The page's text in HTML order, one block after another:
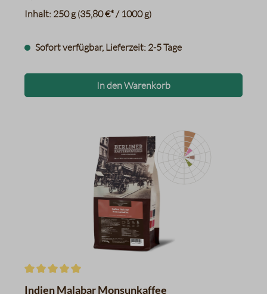
Inhalt: 250 g(35,80 €* / 1000 g)
Sofort verfügbar, Lieferzeit: 2-5 Tage
In den Warenkorb
Datentabelle für das
Erdnüsse, Pekannüsse
Karamell
frisches Brot, getoastetes
Süßholz/Lakritze
Durchschnittliche Bewertung von 5 von 5 Sternen
Indien Malabar Monsunkaffee